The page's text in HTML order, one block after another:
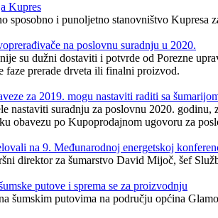
Kupres
sposobno i punoljetno stanovništvo Kupresa
na poslovnu suradnju u 2020.
su dužni dostaviti i potvrde od Porezne
prerade drveta ili finalni proizvod.
za 2019. mogu nastaviti raditi sa
nastaviti suradnju za poslovnu 2020.
obavezu po Kupoprodajnom ugovoru za
na 9. Međunarodnoj energetskoj
direktor za šumarstvo David Mijoč, šef
putove i sprema se za proizvodnju
šumskim putovima na području općina